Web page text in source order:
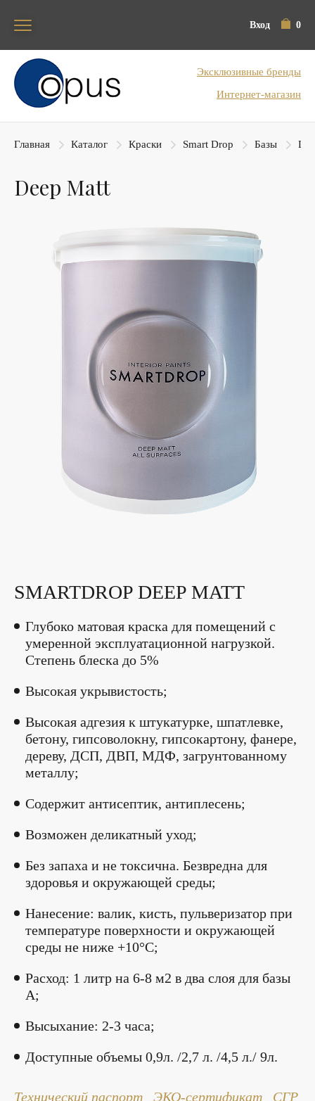
Вход 0
Блок поиска
Эксклюзивные бренды
Интернет-магазин
Главная Каталог Краски Smart Drop Базы
Deep Matt
SMARTDROP DEEP MATT
Глубоко матовая краска для помещений с
умеренной эксплуатационной нагрузкой.
Степень блеска до 5%
Высокая укрывистость;
Высокая адгезия к штукатурке, шпатлевке,
бетону, гипсоволокну, гипсокартону, фанере,
дереву, ДСП, ДВП, МДФ, загрунтованному
металлу;
Содержит антисептик, антиплесень;
Возможен деликатный уход;
Без запаха и не токсична. Безвредна для
здоровья и окружающей среды;
Нанесение: валик, кисть, пульверизатор при
температуре поверхности и окружающей
среды не ниже +10°С;
Расход: 1 литр на 6-8 м2 в два слоя для базы
А;
Высыхание: 2-3 часа;
Доступные объемы 0,9л. /2,7 л. /4,5 л./ 9л.
Технический паспорт ЭКО-сертификат
СГР